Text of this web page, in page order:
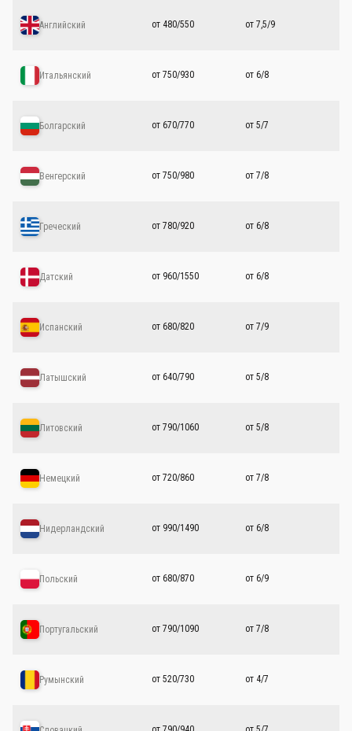
Английский от 480/550 от 7,5/9
Итальянский от 750/930 от 6/8
Болгарский от 670/770 от 5/7
Венгерский от 750/980 от 7/8
Греческий от 780/920 от 6/8
Датский от 960/1550 от 6/8
Испанский от 680/820 от 7/9
Латышский от 640/790 от 5/8
Литовский от 790/1060 от 5/8
Немецкий от 720/860 от 7/8
Нидерландский от 990/1490 от 6/8
Польский от 680/870 от 6/9
Португальский от 790/1090 от 7/8
Румынский от 520/730 от 4/7